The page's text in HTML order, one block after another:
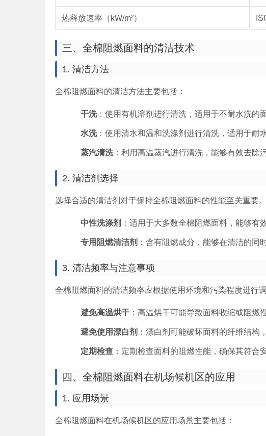
热释放速率（kW/m²）
三、全棉阻燃面料的清洁技术
1. 清洁方法
全棉阻燃面料的清洁方法主要包括：
干洗：使用有机溶剂进行清洗，适用于不耐水洗的面
水洗：使用清水和温和洗涤剂进行清洗，适用于耐
蒸汽清洗：利用高温蒸汽进行清洗，能够有效去除
2. 清洁剂选择
选择合适的清洁剂对于保持全棉阻燃面料的性能至关重要
中性洗涤剂 ：适用于大多数全棉阻燃面料，能够有
专用阻燃清洁剂 ：含有阻燃成分，能够在清洁的同
3. 清洁频率与注意事项
全棉阻燃面料的清洁频率应根据使用环境和污染程度进行
避免高温烘干 ：高温烘干可能导致面料收缩或阻燃
避免使用漂白剂 ：漂白剂可能破坏面料的纤维结构
定期检查 ：定期检查面料的阻燃性能，确保其符合
四、全棉阻燃面料在机场候机区的应用
1. 应用场景
全棉阻燃面料在机场候机区的应用场景主要包括：